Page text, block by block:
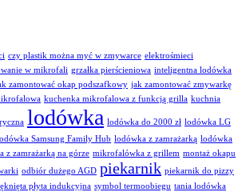
czy plastik można myć w zmywarce elektrośmieci
w mikrofali grzałka pierścieniowa inteligentna lodówka
zamontować okap podszafkowy jak zamontować zmywarkę
kuchenka mikrofalowa z funkcją grilla kuchnia
lodówka lodówka do 2000 zł lodówka LG
Samsung Family Hub lodówka z zamrażarką lodówka
z zamrażarką na górze mikrofalówka z grillem montaż okapu
odbiór dużego AGD piekarnik piekarnik do pizzy
płyta indukcyjna symbol termoobiegu tania lodówka